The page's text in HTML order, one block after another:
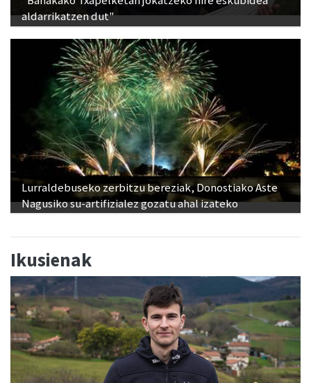
aldarrikatzen dut"
Lurraldebuseko zerbitzu bereziak, Donostiako Aste
Nagusiko su-artifizialez gozatu ahal izateko
Ikusienak